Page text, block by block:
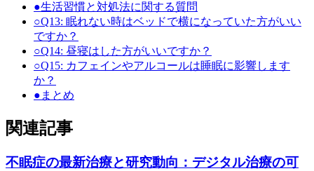
●生活習慣と対処法に関する質問
○Q13: 眠れない時はベッドで横になっていた方がいい
ですか？
○Q14: 昼寝はした方がいいですか？
○Q15: カフェインやアルコールは睡眠に影響します
か？
● まとめ
関連記事
不眠症の最新治療と研究動向：デジタル治療の可